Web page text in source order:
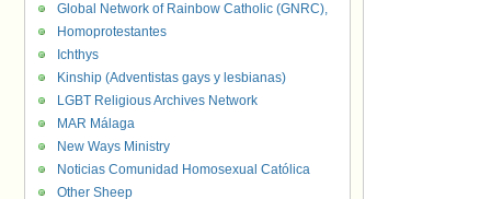
Global Network of Rainbow Catholic (GNRC),
Homoprotestantes
Ichthys
Kinship (Adventistas gays y lesbianas)
LGBT Religious Archives Network
MAR Málaga
New Ways Ministry
Noticias Comunidad Homosexual Católica
Other Sheep